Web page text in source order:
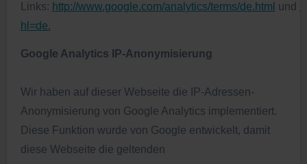
Links: http://www.google.com/analytics/terms/de.html und
hl=de.
Google Analytics IP-Anonymisierung
Wir haben auf dieser Webseite die IP-Adressen-
Anonymisierung von Google Analytics implementiert.
Diese Funktion wurde von Google entwickelt, damit
diese Webseite die geltenden